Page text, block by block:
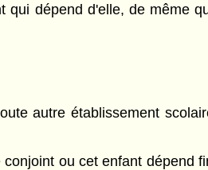
dépend d'elle, de même
autre établissement
ou cet enfant dépend